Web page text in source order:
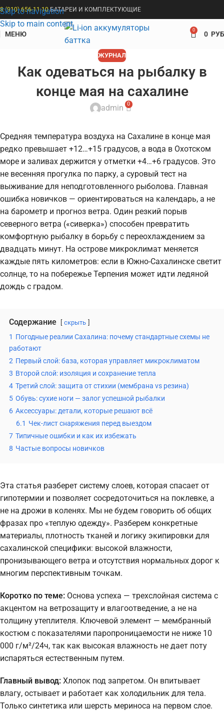
Skip to navigation
Skip to main content
8 (910) 656-11-10БАТАРЕИ И КОМПЛЕКТУЮЩИЕ
МЕНЮ 0 0
ЖУРНАЛ
Как одеваться на рыбалку в
конце мая на сахалине
admin 0
Средняя температура воздуха на Сахалине в конце мая
редко превышает +12…+15 градусов, а вода в Охотском
море и заливах держится у отметки +4…+6 градусов. Это
не весенняя прогулка по парку, а суровый тест на
выживание для неподготовленного рыболова. Главная
ошибка новичков — ориентироваться на календарь, а не
на барометр и прогноз ветра. Один резкий порыв
северного ветра («сиверка») способен превратить
комфортную рыбалку в борьбу с переохлаждением за
двадцать минут. На острове микроклимат меняется
каждые пять километров: если в Южно-Сахалинске светит
солнце, то на побережье Терпения может идти ледяной
дождь с градом.
Содержание скрыть
1 Погодные реалии Сахалина: почему стандартные схемы не
работают
2 Первый слой: база, которая управляет микроклиматом
3 Второй слой: изоляция и сохранение тепла
4 Третий слой: защита от стихии (мембрана vs резина)
5 Обувь: сухие ноги — залог успешной рыбалки
6 Аксессуары: детали, которые решают всё
6.1 Чек-лист снаряжения перед выездом
7 Типичные ошибки и как их избежать
8 Частые вопросы новичков
Эта статья разберет систему слоев, которая спасает от
гипотермии и позволяет сосредоточиться на поклевке, а
не на дрожи в коленях. Мы не будем говорить об общих
фразах про «теплую одежду». Разберем конкретные
материалы, плотность тканей и логику экипировки для
сахалинской специфики: высокой влажности,
пронизывающего ветра и отсутствия нормальных дорог к
многим перспективным точкам.
Коротко по теме: Основа успеха — трехслойная система с
акцентом на ветрозащиту и влагоотведение, а не на
толщину утеплителя. Ключевой элемент — мембранный
костюм с показателями паропроницаемости не ниже 10
000 г/м²/24ч, так как высокая влажность не дает поту
испаряться естественным путем.
Главный вывод: Хлопок под запретом. Он впитывает
влагу, остывает и работает как холодильник для тела.
Только синтетика или шерсть мериноса на первом слое.